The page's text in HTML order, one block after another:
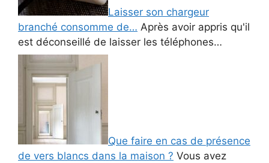
Laisser son chargeur
branché consomme de… Après avoir appris qu'il
est déconseillé de laisser les téléphones…
Que faire en cas de présence
de vers blancs dans la maison ? Vous avez